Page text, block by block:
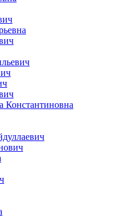
Константиновна